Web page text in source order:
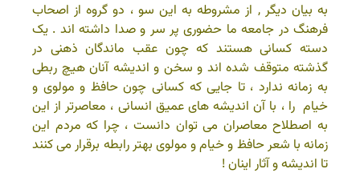
به بیان دیگر , از مشروطه به این سو ، دو گروه از اصحاب
فرهنگ در جامعه ما حضوری پر سر و صدا داشته اند . یک
دسته کسانی هستند که چون عقب ماندگان ذهنی در
گذشته متوقف شده اند و سخن و اندیشه آنان هیچ ربطی
به زمانه ندارد ، تا جایی که کسانی چون حافظ و مولوی و
خیام را ، با آن اندیشه های عمیق انسانی ، معاصرتر از این
به اصطلاح معاصران می توان دانست ، چرا که مردم این
زمانه با شعر حافظ و خیام و مولوی بهتر رابطه برقرار می کنند
تا اندیشه و آثار اینان !